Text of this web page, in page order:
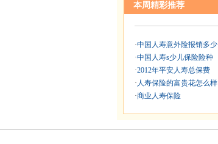
本周精彩推荐
·中国人寿意外险报销多少
·中国人寿s少儿保险险种
·2012年平安人寿总保费
· 人寿保险的富贵花怎么样
·商业人寿保险